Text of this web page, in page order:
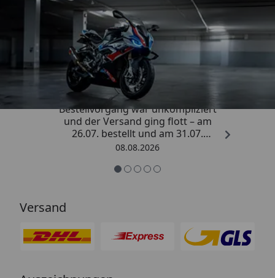
Trusted Shops
4,85/ 5
„Sehr zufriedener Kauf! Der
Bestellvorgang war unkompliziert
und der Versand ging flott – am
26.07. bestellt und am 31.07.
geliefert. Die Abdeckplane
Beschreibung und schützt
08.08.2026
Versand